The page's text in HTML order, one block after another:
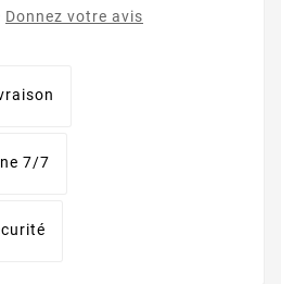
Donnez votre avis
7/7